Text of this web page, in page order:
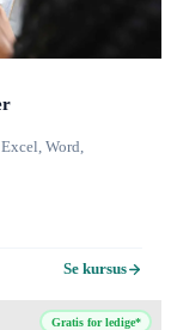
Word,
Se kursus
Gratis for ledige*